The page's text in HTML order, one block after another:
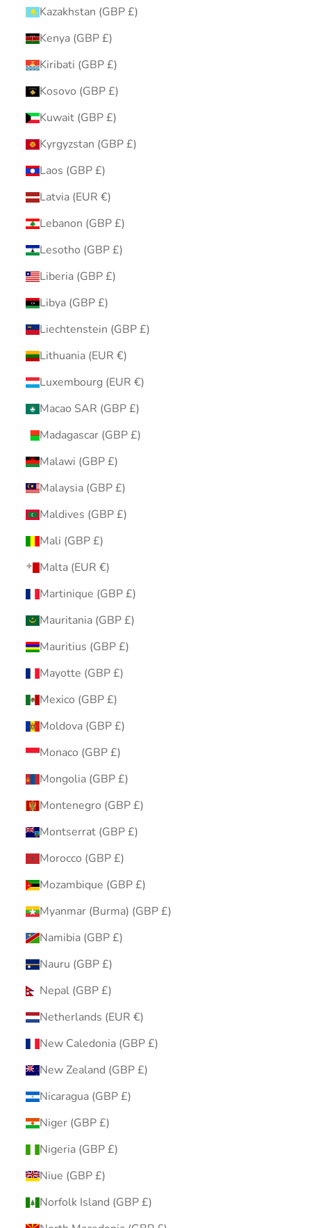
Kazakhstan (GBP £)
Kenya (GBP £)
Kiribati (GBP £)
Kosovo (GBP £)
Kuwait (GBP £)
Kyrgyzstan (GBP £)
Laos (GBP £)
Latvia (EUR €)
Lebanon (GBP £)
Lesotho (GBP £)
Liberia (GBP £)
Libya (GBP £)
Liechtenstein (GBP £)
Lithuania (EUR €)
Luxembourg (EUR €)
Macao SAR (GBP £)
Madagascar (GBP £)
Malawi (GBP £)
Malaysia (GBP £)
Maldives (GBP £)
Mali (GBP £)
Malta (EUR €)
Martinique (GBP £)
Mauritania (GBP £)
Mauritius (GBP £)
Mayotte (GBP £)
Mexico (GBP £)
Moldova (GBP £)
Monaco (GBP £)
Mongolia (GBP £)
Montenegro (GBP £)
Montserrat (GBP £)
Morocco (GBP £)
Mozambique (GBP £)
Myanmar (Burma) (GBP £)
Namibia (GBP £)
Nauru (GBP £)
Nepal (GBP £)
Netherlands (EUR €)
New Caledonia (GBP £)
New Zealand (GBP £)
Nicaragua (GBP £)
Niger (GBP £)
Nigeria (GBP £)
Niue (GBP £)
Norfolk Island (GBP £)